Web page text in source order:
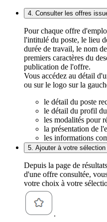
4. Consulter les offres
Pour chaque offre
l'intitulé du poste, le lieu
durée de travail, le nom
premiers caractères du
publication de l'offre.
Vous accédez au détail
ou sur le logo sur la
le détail du poste
le détail du profil
les modalités pour
la présentation de
les informations
5. Ajouter à votre
Depuis la page de
d'une offre consultée,
votre choix à votre
.